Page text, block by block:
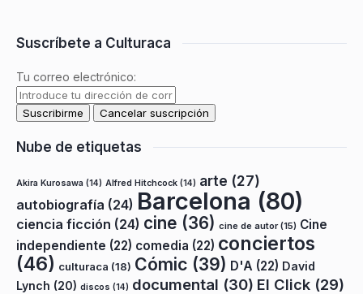
Suscríbete a Culturaca
Tu correo electrónico:
Nube de etiquetas
Akira Kurosawa (14) Alfred Hitchcock (14) arte (27)
autobiografía (24) Barcelona (80)
ciencia ficción (24) cine (36) cine de autor(15) Cine
independiente (22) comedia (22) conciertos
(46) culturaca (18) Cómic (39) D'A (22) David
Lynch (20) discos (14) documental (30) El Click (29)